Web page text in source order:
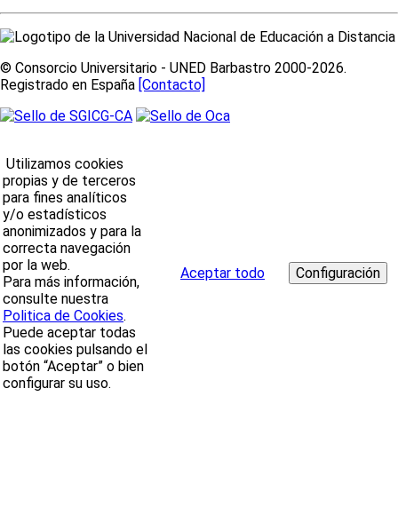
© Consorcio Universitario - UNED Barbastro 2000-2026.
Registrado en España [Contacto]
Utilizamos cookies
propias y de terceros
para fines analíticos
y/o estadísticos
anonimizados y para la
correcta navegación
por la web.
Para más información,
consulte nuestra
Politica de Cookies.
Puede aceptar todas
las cookies pulsando el
botón “Aceptar” o bien
configurar su uso.
Aceptar todo